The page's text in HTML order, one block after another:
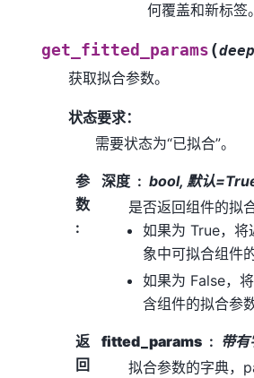
何覆盖和新标签。
get_fitted_params (deep
获取拟合参数。
状态要求：
需要状态为“已拟合”。
参
数
:
深度
bool, 默认
是否返回组件的拟
如果为 True，将
象中可拟合组件
如果为 False，
含组件的拟合参数
返
回
fitted_params
带
拟合参数的字典，